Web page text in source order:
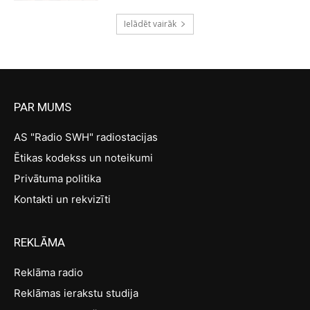
Ielādēt vairāk
PAR MUMS
AS "Radio SWH" radiostacijas
Ētikas kodekss un noteikumi
Privātuma politika
Kontakti un rekvizīti
REKLĀMA
Reklāma radio
Reklāmas ierakstu studija